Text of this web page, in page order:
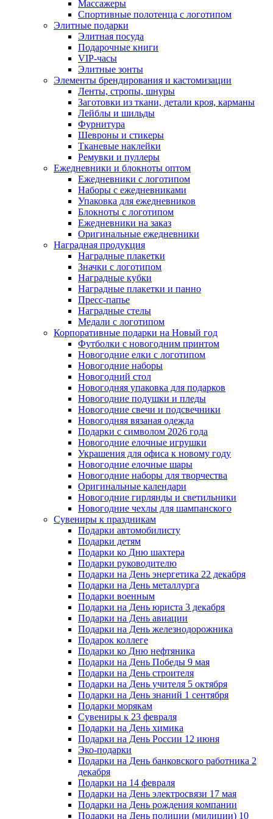
Массажеры
Спортивные полотенца с логотипом
Элитные подарки
Элитная посуда
Подарочные книги
VIP-часы
Элитные зонты
Элементы брендирования и кастомизации
Ленты, стропы, шнуры
Заготовки из ткани, детали кроя, карманы
Лейблы и шильды
Фурнитура
Шевроны и стикеры
Тканевые наклейки
Ремувки и пуллеры
Ежедневники и блокноты оптом
Ежедневники с логотипом
Наборы с ежедневниками
Упаковка для ежедневников
Блокноты с логотипом
Ежедневники на заказ
Оригинальные ежедневники
Наградная продукция
Наградные плакетки
Значки с логотипом
Наградные кубки
Наградные плакетки и панно
Пресс-папье
Наградные стелы
Медали с логотипом
Корпоративные подарки на Новый год
Футболки с новогодним принтом
Новогодние елки с логотипом
Новогодние наборы
Новогодний стол
Новогодняя упаковка для подарков
Новогодние подушки и пледы
Новогодние свечи и подсвечники
Новогодняя вязаная одежда
Подарки с символом 2026 года
Новогодние елочные игрушки
Украшения для офиса к новому году
Новогодние елочные шары
Новогодние наборы для творчества
Оригинальные календари
Новогодние гирлянды и светильники
Новогодние чехлы для шампанского
Сувениры к праздникам
Подарки автомобилисту
Подарки детям
Подарки ко Дню шахтера
Подарки руководителю
Подарки на День энергетика 22 декабря
Подарки на День металлурга
Подарки военным
Подарки на День юриста 3 декабря
Подарки на День авиации
Подарки на День железнодорожника
Подарок коллеге
Подарки ко Дню нефтяника
Подарки на День Победы 9 мая
Подарки на День строителя
Подарки на День учителя 5 октября
Подарки на День знаний 1 сентября
Подарки морякам
Сувениры к 23 февраля
Подарки на День химика
Подарки на День России 12 июня
Эко-подарки
Подарки на День банковского работника 2
декабря
Подарки на 14 февраля
Подарки на День электросвязи 17 мая
Подарки на День рождения компании
Подарки на День полиции (милиции) 10